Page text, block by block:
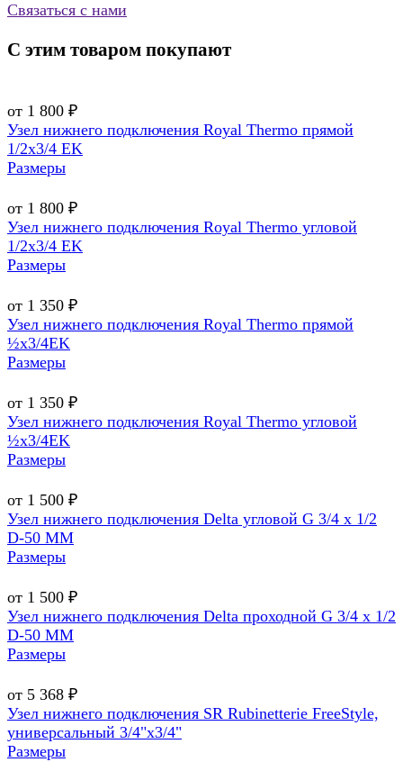
Связаться с нами
С этим товаром покупают
от 1 800 ₽
Узел нижнего подключения Royal Thermo прямой
1/2х3/4 EK
Размеры
от 1 800 ₽
Узел нижнего подключения Royal Thermo угловой
1/2х3/4 EK
Размеры
от 1 350 ₽
Узел нижнего подключения Royal Thermo прямой
½х3/4EK
Размеры
от 1 350 ₽
Узел нижнего подключения Royal Thermo угловой
½х3/4EK
Размеры
от 1 500 ₽
Узел нижнего подключения Delta угловой G 3/4 х 1/2
D-50 MM
Размеры
от 1 500 ₽
Узел нижнего подключения Delta проходной G 3/4 х 1/2
D-50 MM
Размеры
от 5 368 ₽
Узел нижнего подключения SR Rubinetterie FreeStyle,
универсальный 3/4"х3/4"
Размеры